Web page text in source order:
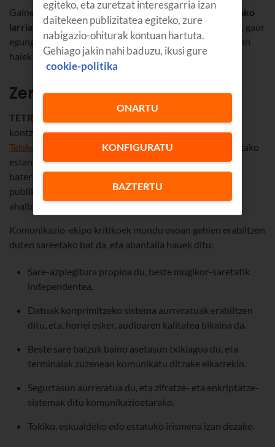
Gainera, aurrerapauso garrantzitsua da5Gn oinarritutako
larrialdietako komunikazio-sistemak modernizatzeko , gaur
egungo DMR/TETRA sistemak osatzeko eta etorkizunean
haiek ordezteko.
Zer da TETRA?
TETRA , ingelesezko
kontzeptuaren sigla,
Telekomunikazio Arauen Europako Institutuak
definitutako
estandar bat da, irrati-interfaze digitalen alternatibak
bateratzeko eta larrialdi-zerbitzuetako eta zerbitzu
publikoetako profesionalen arteko komunikazioa
ahalbidetzeko.
Komunikazio-ekipo kritikoek mundu osoan gehien erabiltzen
duten sareetako bat da, eta abantaila hauek ditu:
Sare-azpiegitura propioa du, beste mugikor-saretatik
independentea.
Datuak konprimitzeko sistema aurreratuak erabiltzen
ditu, eta, horiei esker, audioaren kalitatea bikaina da.
Beste sare batzuk baino asetasun txikiagoa du, eta
terminalak zuzenean komunikatu ditzake elkarrekin.
Segurtasun aurreratua du, eta zifratze- eta enkriptatze-
sistemak ditu komunikazioetarako.
Tokiko, eskualdeko edo estatuko irismena izan dezake.
egiteko, eta zuretzat interesgarria izan
daitekeen publizitatea egiteko, zure
nabigazio-ohiturak kontuan hartuta.
Gehiago jakin nahi baduzu, ikusi gure
cookie-politika
KONFIGURATU
BAZTERTU
ONARTU